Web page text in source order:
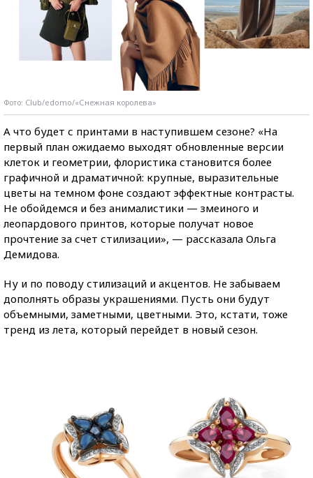
Фото: Club/edomo/«Снежная королева»
А что будет с принтами в наступившем сезоне? «На
первый план ожидаемо выходят обновленные версии
клеток и геометрии, флористика становится более
графичной и драматичной: крупные, выразительные
цветы на темном фоне создают эффектные контрасты.
Не обойдемся и без анималистики — змеиного и
леопардового принтов, которые получат новое
прочтение за счет стилизации», — рассказала Ольга
Демидова.
Ну и по поводу стилизаций и акцентов. Не забываем
дополнять образы украшениями. Пусть они будут
объемными, заметными, цветными. Это, кстати, тоже
тренд из лета, который перейдет в новый сезон.